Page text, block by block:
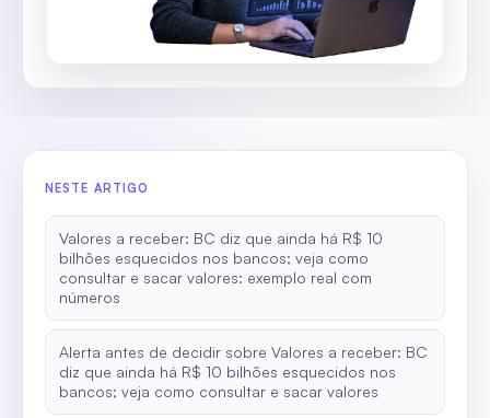
NESTE ARTIGO
Valores a receber: BC diz que ainda há R$ 10
bilhões esquecidos nos bancos; veja como
consultar e sacar valores: exemplo real com
números
Alerta antes de decidir sobre Valores a receber: BC
diz que ainda há R$ 10 bilhões esquecidos nos
bancos; veja como consultar e sacar valores